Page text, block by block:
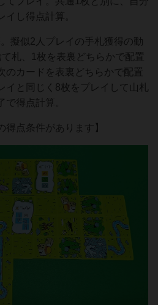
し得点計算。
擬似2人プレイの手札獲得の動
札、1枚を表裏どちらかで配置
のカードを表裏どちらかで配置
イと同じく8枚をプレイして山札
で得点計算。
得点条件があります】